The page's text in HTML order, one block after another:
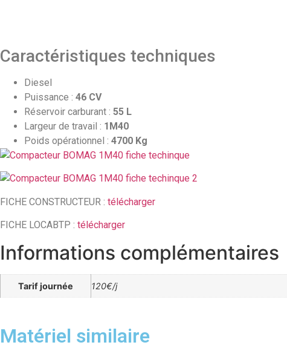
Caractéristiques techniques
Diesel
Puissance : 46 CV
Réservoir carburant : 55 L
Largeur de travail : 1M40
Poids opérationnel : 4700 Kg
FICHE CONSTRUCTEUR : télécharger
FICHE LOCABTP : télécharger
Informations complémentaires
Tarif journée 120€/j
Matériel similaire